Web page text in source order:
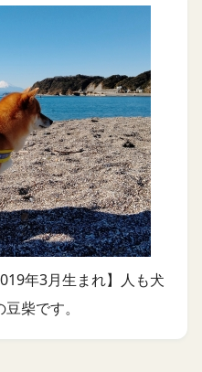
年3月生まれ】人も犬
柴です。